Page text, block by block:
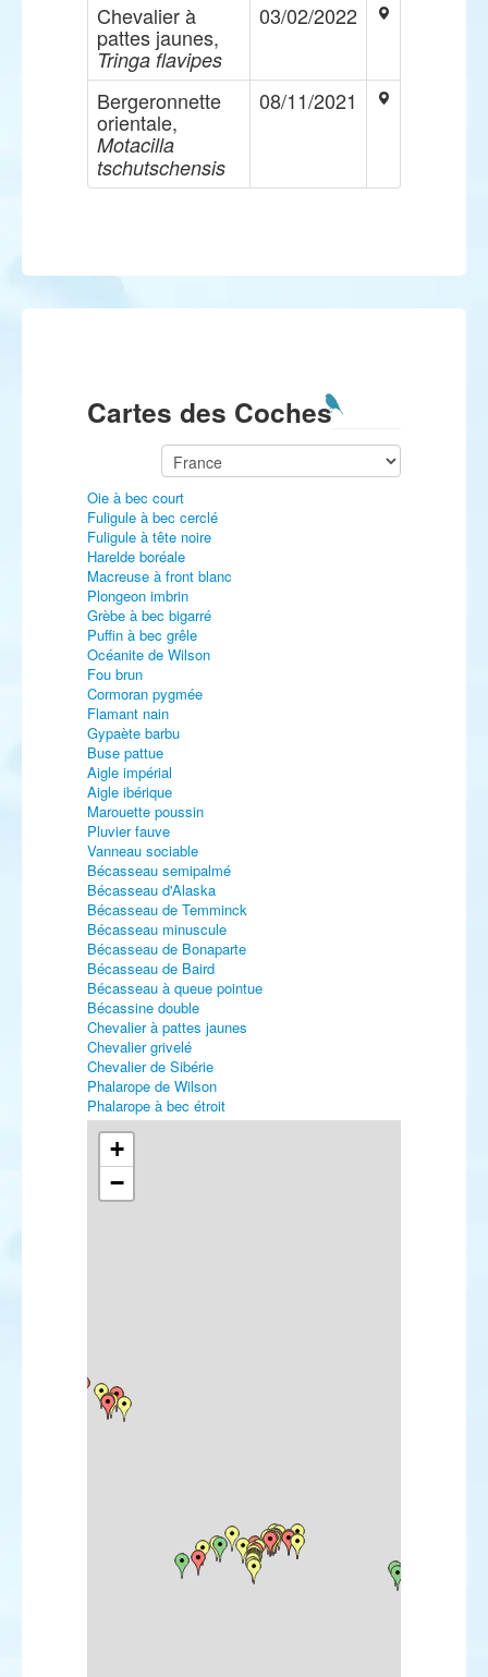
Chevalier à
pattes jaunes,
Tringa flavipes
03/02/2022
Bergeronnette
orientale,
Motacilla
tschutschensis
08/11/2021
Cartes des Coches
Oie à bec court
Fuligule à bec cerclé
Fuligule à tête noire
Harelde boréale
Macreuse à front blanc
Plongeon imbrin
Grèbe à bec bigarré
Puffin à bec grêle
Océanite de Wilson
Fou brun
Cormoran pygmée
Flamant nain
Gypaète barbu
Buse pattue
Aigle impérial
Aigle ibérique
Marouette poussin
Pluvier fauve
Vanneau sociable
Bécasseau semipalmé
Bécasseau d'Alaska
Bécasseau de Temminck
Bécasseau minuscule
Bécasseau de Bonaparte
Bécasseau de Baird
Bécasseau à queue pointue
Bécassine double
Chevalier à pattes jaunes
Chevalier grivelé
Chevalier de Sibérie
Phalarope de Wilson
Phalarope à bec étroit
Labbe de McCormick
Mouette tridactyle
Goéland bourgmestre
Sterne bridée
Sterne élégante
Bergeronnette citrine
Robin à flancs roux
Rougequeue de Moussier
Pouillot de Schwarz
+
−